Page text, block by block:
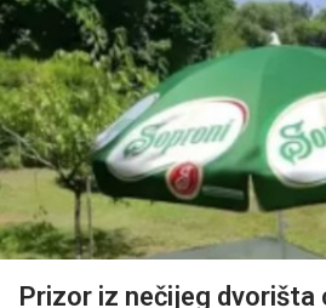
Prizor iz nečijeg dvorišta